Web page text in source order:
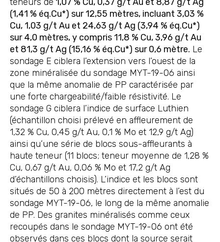
(1,41 % éq.Cu*) sur 12,55 mètres, incluant 3,03 %
Cu, 1,03 g/t Au et 24,63 g/t Ag (3,94 % éq.Cu*)
sur 4,0 mètres, y compris 11,8 % Cu, 3,96 g/t Au
et 81,3 g/t Ag (15,16 % éq.Cu*) sur 0,6 mètre. Le
sondage E ciblera l’extension vers l’ouest de la
zone minéralisée du sondage MYT-19-06 ainsi
que la même anomalie de PP caractérisée par
une forte chargeabilité/faible résistivité. Le
sondage G ciblera l’indice de surface Luthien
(échantillon choisi prélevé en affleurement de
1,32 % Cu, 0,45 g/t Au, 0,1 % Mo et 12,9 g/t Ag)
ainsi qu’une série de blocs sous-affleurants à
haute teneur (11 blocs; teneur moyenne de 1,28 %
Cu, 0,67 g/t Au, 0,06 % Mo et 17,2 g/t Ag
d’échantillons choisis). L’indice et les blocs sont
situés de 50 à 200 mètres directement à l’est du
sondage MYT-19-06, le long de la même anomalie
de PP. Des granites minéralisés comme ceux
recoupés dans le sondage MYT-19-06 ont été
observés dans ces blocs dont la source serait